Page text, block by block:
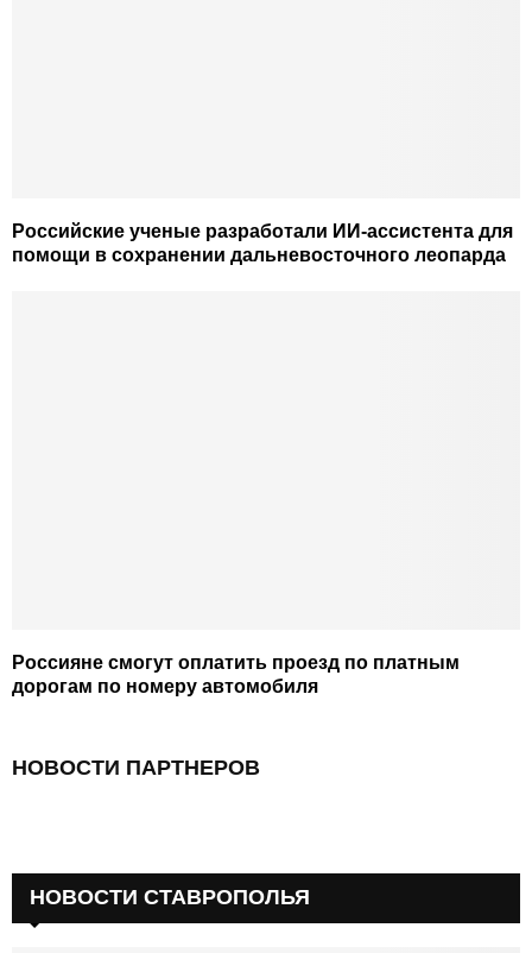
Российские ученые разработали ИИ-ассистента для
помощи в сохранении дальневосточного леопарда
Россияне смогут оплатить проезд по платным
дорогам по номеру автомобиля
НОВОСТИ ПАРТНЕРОВ
НОВОСТИ СТАВРОПОЛЬЯ